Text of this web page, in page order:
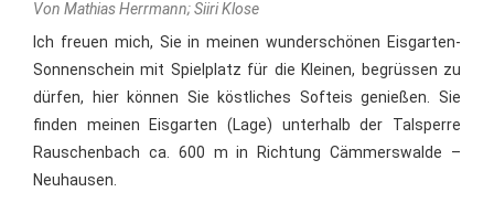
Von Mathias Herrmann; Siiri Klose
Ich freuen mich, Sie in meinen wunderschönen Eisgarten-
Sonnenschein mit Spielplatz für die Kleinen, begrüssen zu
dürfen, hier können Sie köstliches Softeis genießen. Sie
finden meinen Eisgarten (Lage) unterhalb der Talsperre
Rauschenbach ca. 600 m in Richtung Cämmerswalde –
Neuhausen.